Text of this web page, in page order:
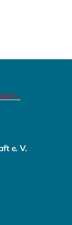
e. V.